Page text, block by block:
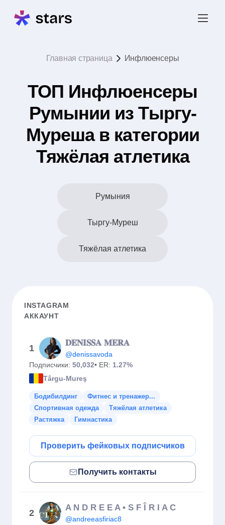
Главная страница Инфлюенсеры
ТОП Инфлюенсеры
Румынии из Тыргу-
Муреша в категории
Тяжёлая атлетика
Румыния
Тыргу-Муреш
Тяжёлая атлетика
INSTAGRAM
АККАУНТ
1
𝐃𝐄𝐍𝐈𝐒𝐒𝐀 𝐌𝐄𝐑𝐀
@denissavoda
Подписчики: 50,032• ER: 1.27%
Târgu-Mureş
Бодибилдинг
Фитнес и тренажер...
Спортивная одежда
Тяжёлая атлетика
Растяжка
Гимнастика
Проверить фейковых подписчиков
Получить контакты
2
A N D R E E A • S F Î R I A C
@andreeasfiriac8